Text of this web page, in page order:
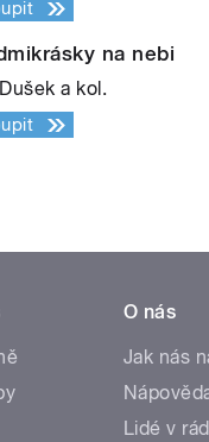
na nebi
a kol.
O nás
Jak nás
Lidé v